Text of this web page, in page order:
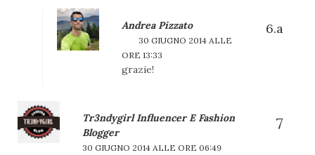
Andrea Pizzato
30 GIUGNO 2014 ALLE
ORE 13:33
grazie!
Tr3ndygirl Influencer E Fashion
Blogger
30 GIUGNO 2014 ALLE ORE 06:49